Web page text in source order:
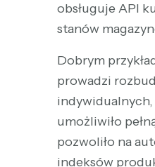
obsługuje API
stanów
Dobrym
prowadzi
indywidualnych,
umożliwiło
pozwoliło na
indeksów